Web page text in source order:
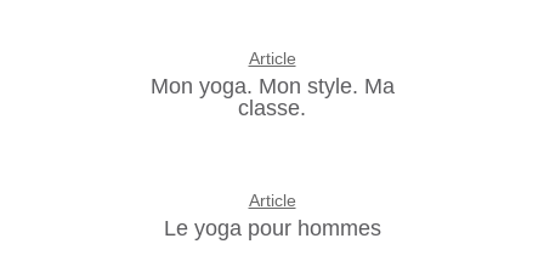
Article
Mon yoga. Mon style. Ma
classe.
Article
Le yoga pour hommes